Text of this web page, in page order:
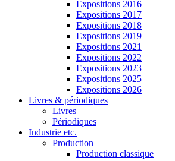
Expositions 2016
Expositions 2017
Expositions 2018
Expositions 2019
Expositions 2021
Expositions 2022
Expositions 2023
Expositions 2025
Expositions 2026
Livres & périodiques
Livres
Périodiques
Industrie etc.
Production
Production classique